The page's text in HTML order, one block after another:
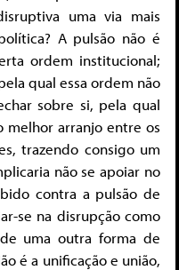
uma via mais
A pulsão não é
ordem institucional;
qual essa ordem não
sobre si, pela qual
melhor arranjo entre os
trazendo consigo um
não se apoiar no
contra a pulsão de
se na disrupção como
uma outra forma de
é a unificação e união,